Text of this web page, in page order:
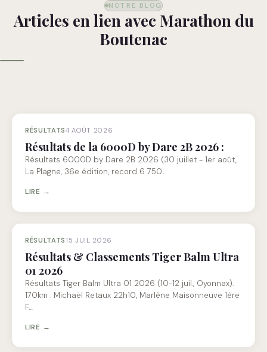
NOTRE BLOG
Articles en lien avec Marathon du
Boutenac
RÉSULTATS4 AOÛT 2026
Résultats de la 6000D by Dare 2B 2026 :
Résultats 6000D by Dare 2B 2026 (30 juillet - 1er août,
La Plagne, 36e édition, record 6 750…
LIRE →
RÉSULTATS 15 JUIL 2026
Résultats & Classements Tiger Balm Ultra
01 2026
Résultats Tiger Balm Ultra 01 2026 (10-12 juil., Oyonnax).
170km : Michaël Retaux 22h10, Marlène Maisonneuve 1ère
F…
LIRE →